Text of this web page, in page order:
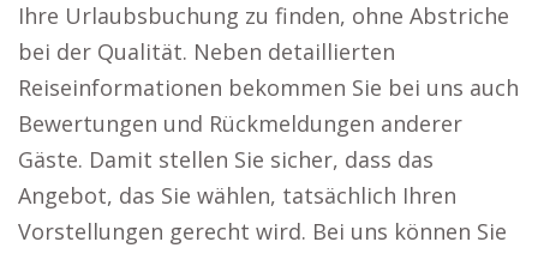
Ihre Urlaubsbuchung zu finden, ohne Abstriche
bei der Qualität. Neben detaillierten
Reiseinformationen bekommen Sie bei uns auch
Bewertungen und Rückmeldungen anderer
Gäste. Damit stellen Sie sicher, dass das
Angebot, das Sie wählen, tatsächlich Ihren
Vorstellungen gerecht wird. Bei uns können Sie